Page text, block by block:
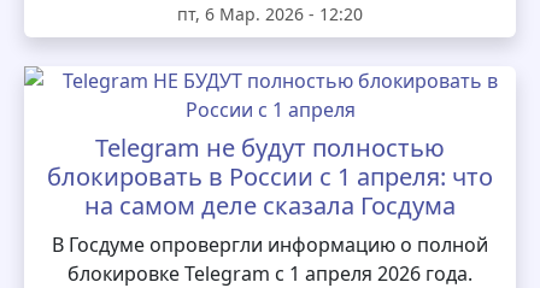
пт, 6 Мар. 2026 - 12:20
Telegram не будут полностью
блокировать в России с 1 апреля: что
на самом деле сказала Госдума
В Госдуме опровергли информацию о полной
блокировке Telegram с 1 апреля 2026 года.